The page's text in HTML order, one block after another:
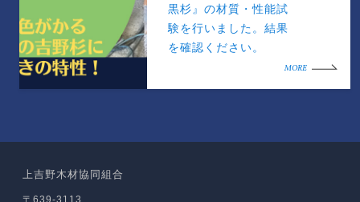
黒杉』の材質・性能試
験を行いました。結果
を確認ください。
MORE
上吉野木材協同組合
〒639-3113